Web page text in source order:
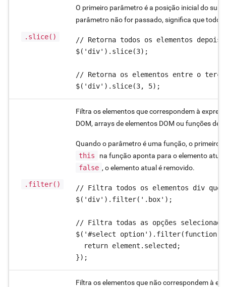
.slice()
O primeiro parâmetro é a posição inicial do
parâmetro não for passado, significa que
// Retorna todos os elementos
$('div').slice(3);
// Retorna os elementos entre o
$('div').slice(3, 5);
.filter()
Filtra os elementos que correspondem à
DOM, arrays de elementos DOM ou funções de
Quando o parâmetro é uma função, o primeiro
this
na função aponta para o elemento
false , o elemento atual é removido.
// Filtra todos os elementos div que
$('div').filter('.box');
// Filtra todas as opções
$('#select option').filter(function
  return element.selected;
});
Filtra os elementos que não correspondem à